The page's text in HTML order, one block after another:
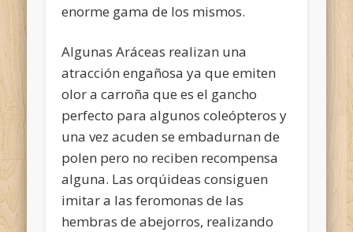
enorme gama de los mismos.
Algunas Aráceas realizan una
atracción engañosa ya que emiten
olor a carroña que es el gancho
perfecto para algunos coleópteros y
una vez acuden se embadurnan de
polen pero no reciben recompensa
alguna. Las orqúideas consiguen
imitar a las feromonas de las
hembras de abejorros, realizando